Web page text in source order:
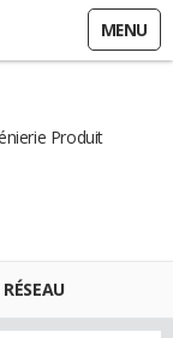
MENU
Produit
RÉSEAU